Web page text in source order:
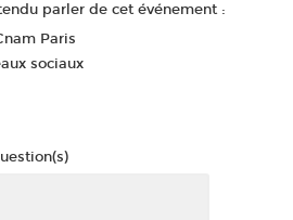
parler de cet événement :
Paris
sociaux